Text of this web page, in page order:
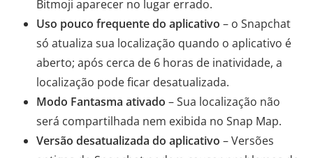
Bitmoji aparecer no lugar errado.
Uso pouco frequente do aplicativo – o Snapchat
só atualiza sua localização quando o aplicativo é
aberto; após cerca de 6 horas de inatividade, a
localização pode ficar desatualizada.
Modo Fantasma ativado – Sua localização não
será compartilhada nem exibida no Snap Map.
Versão desatualizada do aplicativo – Versões